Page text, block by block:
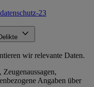
23
wir relevante Daten.
Angaben über